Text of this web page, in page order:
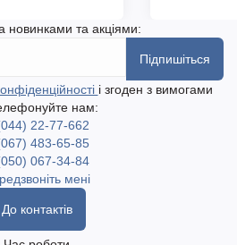
новинками та акціями:
Підпишіться
і згоден з вимогами
нам:
22-77-662
483-65-85
067-34-84
мені
До контактів